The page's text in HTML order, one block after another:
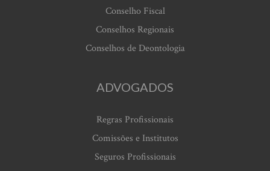
Conselho Fiscal
Conselhos Regionais
Conselhos de Deontologia
ADVOGADOS
Regras Profissionais
Comissões e Institutos
Seguros Profissionais